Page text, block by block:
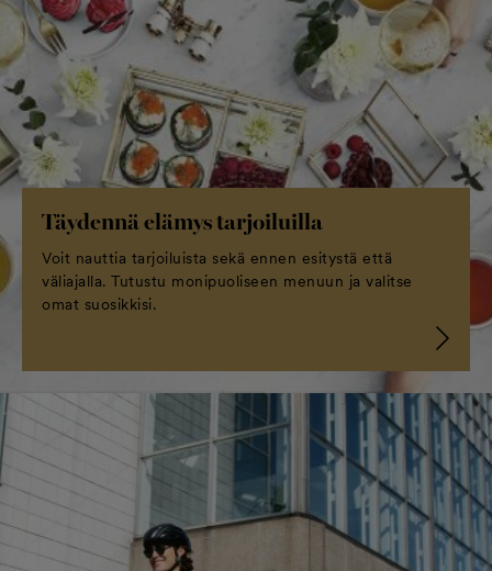
Täydennä elämys tarjoiluilla
Voit nauttia tarjoiluista sekä ennen esitystä että
väliajalla. Tutustu monipuoliseen menuun ja valitse
omat suosikkisi.